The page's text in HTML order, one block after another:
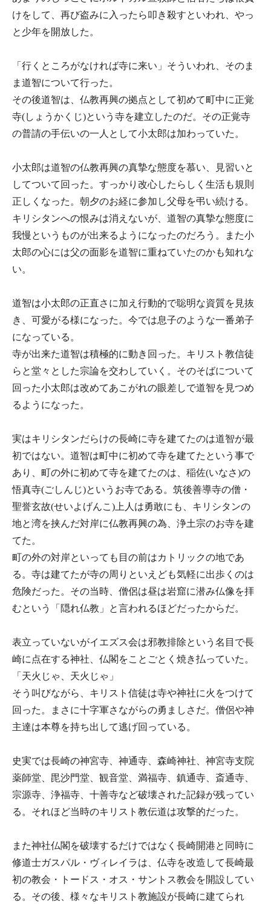
けをして、再び盗みに入ったら叩き殺すといわれ、やっ
と少年を開放した。
「行くところがなければ寺に来い」そういわれ、そのま
ま道智について行った。
その後道智は、仏教再興の拠点として初めて町中に正覚
寺(しょうかくじ)という寺を建立したのだ。その正覚寺
の普請の手伝いの一人として小太郎は加わっていた。
小太郎は道智の仏教再興の真摯な態度を慕い、見習いと
してついて回った。すっかり改心したらしく生活も規則
正しくなった。朝夕のお経に参加し父母を弔い続ける。
キリシタンへの恨みは消えないが、道智の真摯な態度に
我慢というものが出来るようになったのだろう。また小
太郎の心には父の面影を道智に重ねていたのかも知れな
い。
道智は小太郎の正直さに加え行動的で聡明な資質を見抜
き、可愛がる様になった。今では息子のような一番弟子
になっている。
寺が出来た道智は積極的に動き回った。キリスト教信徒
らと堂々とした宗論を交わしていく。そのそばについて
回った小太郎は改めてあこがれの眼差しで道智を見つめ
るようになった。
実はキリシタンだらけの長崎に寺を建てたのは道智が最
初ではない。道智は町中に初めて寺を建てたという事で
あり、町の外に初めて寺を建てたのは、稲佐(いなさ)の
悟真寺(ごしんじ)というお寺である。筑後善導寺の僧・
聖誉玄故(せいよげんこ)上人は勇敢にも、キリシタンの
地と湾を挟んだ対岸に仏教再興の為、浄土宗のお寺を建
てた。
町の外の対岸といっても目の前はカトリックの地であ
る。寺は建てたが寺の周りといえども気軽に出歩くのは
危険だった。その当時、僧侶は昼は岩窟に潜み仏像を拝
むという「隠れ仏教」と言われるほどだったからだ。
表立っていないがイエズス会は邪教排除という名目で長
崎に点在する神社、仏閣をことごとく焼き払っていた。
「天火じゃ、天火じゃ」
そう叫びながら、キリスト信徒は寺や神社に火をつけて
回った。まさに十字軍さながらの勇ましさだ。僧侶や神
主達は本尊を持ち出して逃げ回っている。
史実では長崎の神宮寺、神通寺、森崎神社、神宮寺支院
薬師堂、毘沙門堂、観音堂、満福寺、鎮通寺、斎通寺、
宗源寺、浄福寺、十善寺など破壊された記録が残ってい
る。それほど当時のキリスト教伝道は攻撃的だった。
また神社仏閣を破壊するだけではなく長崎開港と同時に
修道士ガスパル・ヴィレイラは、仏寺を改造して長崎最
初の教会・トードス・オス・サントス教会を開設してい
る。その後、様々なキリスト教施設が長崎に建てられ